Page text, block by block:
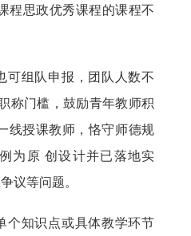
程思政优秀课程的课程不
可组队申报，团队人数不
称门槛，鼓励青年教师积
线授课教师，恪守师德规
为原 创设计并已落地实
议等问题。
个知识点或具体教学环节